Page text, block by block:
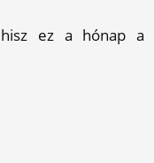
ez a hónap a